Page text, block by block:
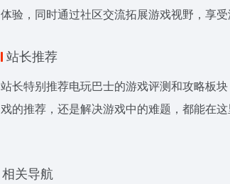
体验，同时通过社区交流拓展游戏视野，享受
站长推荐
站长特别推荐电玩巴士的游戏评测和攻略板
戏的推荐，还是解决游戏中的难题，都能在这
相关导航